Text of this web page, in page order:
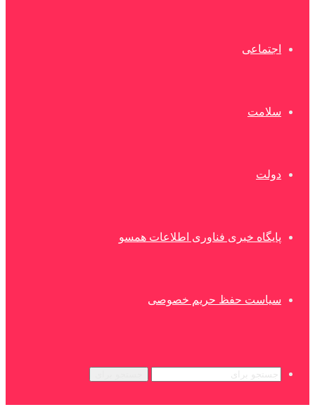
اجتماعی
سلامت
دولت
پایگاه خبری فناوری اطلاعات همسو
سیاست حفظ حریم خصوصی